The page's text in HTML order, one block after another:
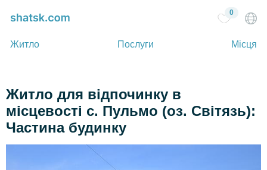
Житло Послуги Місця
0
Житло для відпочинку в
місцевості с. Пульмо (оз. Світязь):
Частина будинку